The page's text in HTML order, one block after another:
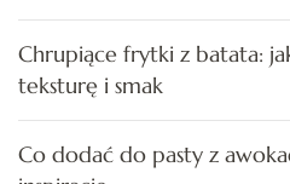
Chrupiące frytki z batata:
teksturę i smak
Co dodać do pasty z